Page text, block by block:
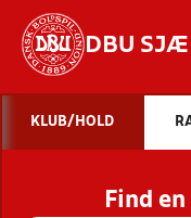
DBU
STILLINGER,
KLUB/HOLD
Find